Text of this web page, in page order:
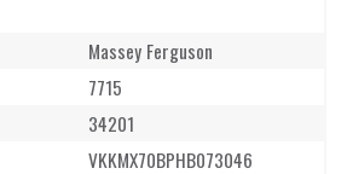
Massey Ferguson
7715
34201
VKKMX70BPHB073046